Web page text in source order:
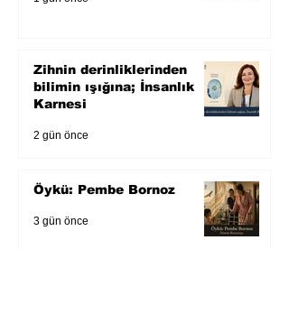
Zihnin derinliklerinden
bilimin ışığına; İnsanlık
Karnesi
2 gün önce
Öykü: Pembe Bornoz
3 gün önce